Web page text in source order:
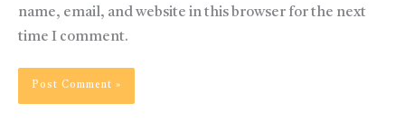
name, email, and website in this browser for the next
time I comment.